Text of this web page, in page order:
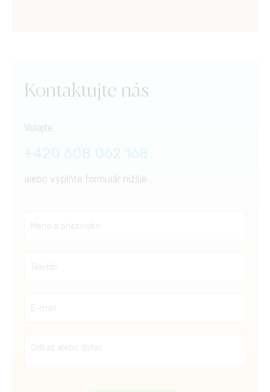
Kontaktujte nás
Volajte
+420 608 062 168
alebo vyplňte formulár nižšie